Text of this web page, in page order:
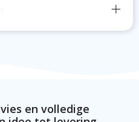
en volledige